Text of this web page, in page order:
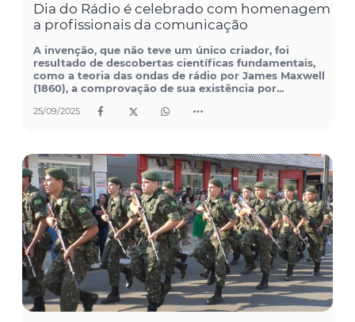
Dia do Rádio é celebrado com homenagem
a profissionais da comunicação
A invenção, que não teve um único criador, foi
resultado de descobertas científicas fundamentais,
como a teoria das ondas de rádio por James Maxwell
(1860), a comprovação de sua existência por...
25/09/2025